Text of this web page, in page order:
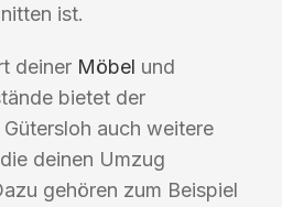
ist.
deiner Möbel und
bietet der
auch weitere
deinen Umzug
gehören zum Beispiel